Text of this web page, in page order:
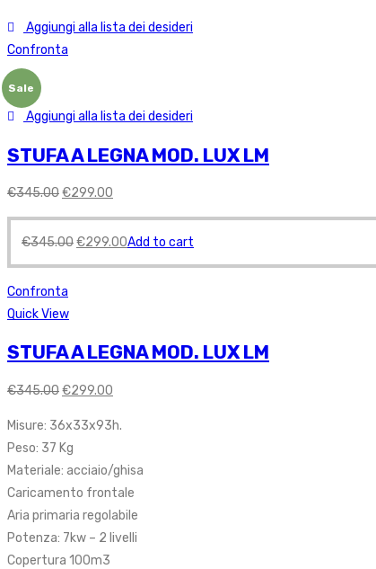
Aggiungi alla lista dei desideri
Confronta
Sale
Aggiungi alla lista dei desideri
STUFA A LEGNA MOD. LUX LM
€345.00€299.00
€345.00€299.00Add to cart
Confronta
Quick View
STUFA A LEGNA MOD. LUX LM
€345.00€299.00
Misure: 36x33x93h.
Peso: 37 Kg
Materiale: acciaio/ghisa
Caricamento frontale
Aria primaria regolabile
Potenza: 7kw – 2 livelli
Copertura 100m3